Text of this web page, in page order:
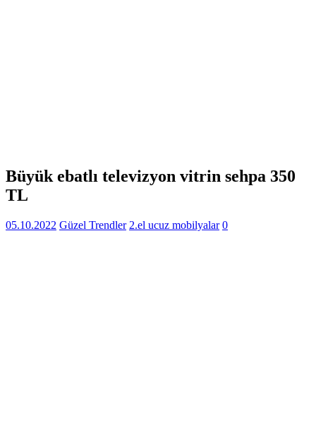
Büyük ebatlı televizyon vitrin sehpa 350
TL
05.10.2022 Güzel Trendler 2.el ucuz mobilyalar 0